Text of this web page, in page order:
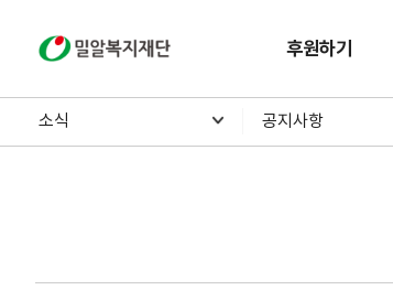
밀알복지재단 후원하기
소식 공지사항